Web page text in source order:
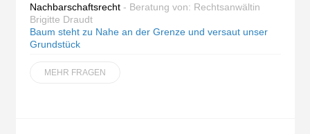
Nachbarschaftsrecht - Beratung von: Rechtsanwältin
Brigitte Draudt
Baum steht zu Nahe an der Grenze und versaut unser
Grundstück
MEHR FRAGEN